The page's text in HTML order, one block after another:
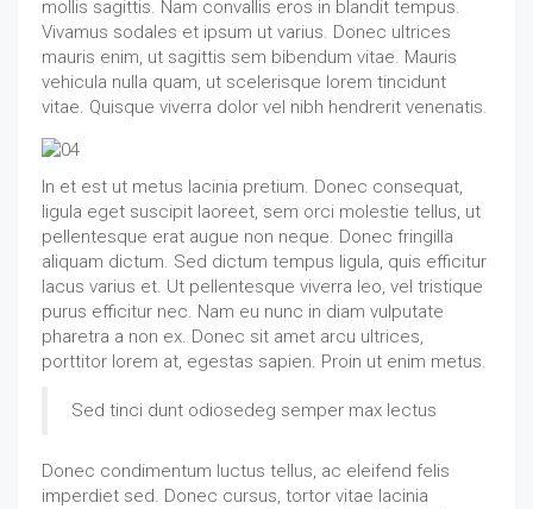
mollis sagittis. Nam convallis eros in blandit tempus.
Vivamus sodales et ipsum ut varius. Donec ultrices
mauris enim, ut sagittis sem bibendum vitae. Mauris
vehicula nulla quam, ut scelerisque lorem tincidunt
vitae. Quisque viverra dolor vel nibh hendrerit venenatis.
In et est ut metus lacinia pretium. Donec consequat,
ligula eget suscipit laoreet, sem orci molestie tellus, ut
pellentesque erat augue non neque. Donec fringilla
aliquam dictum. Sed dictum tempus ligula, quis efficitur
lacus varius et. Ut pellentesque viverra leo, vel tristique
purus efficitur nec. Nam eu nunc in diam vulputate
pharetra a non ex. Donec sit amet arcu ultrices,
porttitor lorem at, egestas sapien. Proin ut enim metus.
Sed tinci dunt odiosedeg semper max lectus
Donec condimentum luctus tellus, ac eleifend felis
imperdiet sed. Donec cursus, tortor vitae lacinia